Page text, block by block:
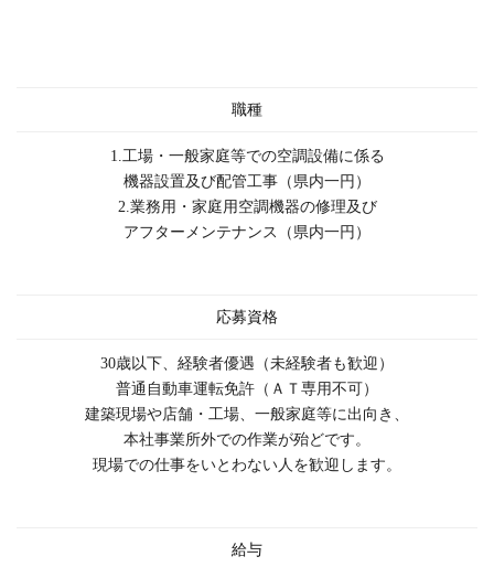
職種
1.工場・一般家庭等での空調設備に係る
機器設置及び配管工事（県内一円）
2.業務用・家庭用空調機器の修理及び
アフターメンテナンス（県内一円）
応募資格
30歳以下、経験者優遇（未経験者も歓迎）
普通自動車運転免許（ＡＴ専用不可）
建築現場や店舗・工場、一般家庭等に出向き、
本社事業所外での作業が殆どです。
現場での仕事をいとわない人を歓迎します。
給与